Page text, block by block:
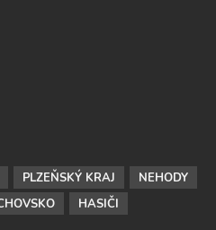
PLZEŇSKÝ KRAJ
NEHODY
HASIČI